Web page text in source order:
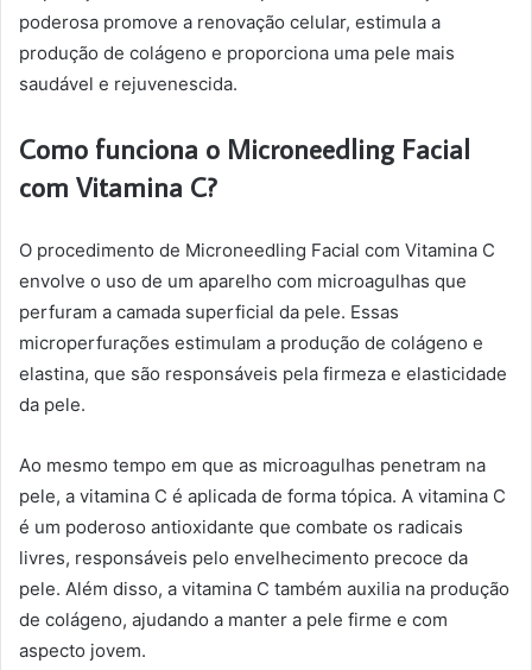
poderosa promove a renovação celular, estimula a
produção de colágeno e proporciona uma pele mais
saudável e rejuvenescida.
Como funciona o Microneedling Facial
com Vitamina C?
O procedimento de Microneedling Facial com Vitamina C
envolve o uso de um aparelho com microagulhas que
perfuram a camada superficial da pele. Essas
microperfurações estimulam a produção de colágeno e
elastina, que são responsáveis pela firmeza e elasticidade
da pele.
Ao mesmo tempo em que as microagulhas penetram na
pele, a vitamina C é aplicada de forma tópica. A vitamina C
é um poderoso antioxidante que combate os radicais
livres, responsáveis pelo envelhecimento precoce da
pele. Além disso, a vitamina C também auxilia na produção
de colágeno, ajudando a manter a pele firme e com
aspecto jovem.